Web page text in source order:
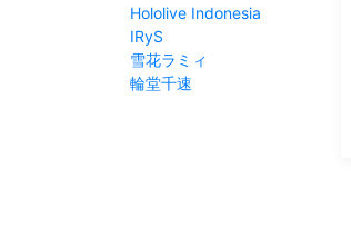
Hololive Indonesia
IRyS
雪花ラミィ
輪堂千速